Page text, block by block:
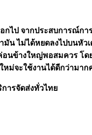
ไป จากประสบการณ์กา
น ไม่ได้หยดลงไปบนหัว
นข้างใหญ่พอสมควร โ
หม่จะใช้งานได้ดีกว่ามาก
การจัดส่งทั่วไทย